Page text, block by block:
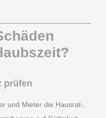
prüfen
und Mieter die Hausrat-,